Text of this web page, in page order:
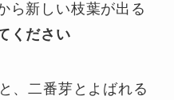
ら新しい枝葉が出る
ください
、二番芽とよばれる